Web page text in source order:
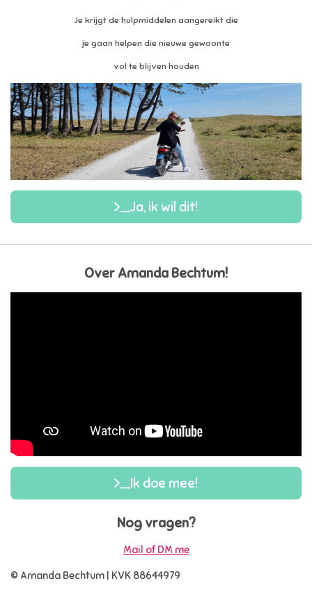
Je krijgt de hulpmiddelen aangereikt die
je gaan helpen die nieuwe gewoonte
vol te blijven houden
Ja, ik wil dit!
Over Amanda Bechtum!
Ik doe mee!
Nog vragen?
Mail of DM me
© Amanda Bechtum | KVK 88644979